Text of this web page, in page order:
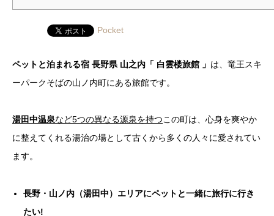
Pocket
ペットと泊まれる宿 長野県 山之内「 白雲楼旅館 」 は、竜王スキ
ーパークそばの山ノ内町にある旅館です。
湯田中温泉など5つの異なる源泉を持つこの町は、心身を爽やか
に整えてくれる湯治の場として古くから多くの人々に愛されてい
ます。
長野・山ノ内（湯田中）エリアにペットと一緒に旅行に行き
たい!